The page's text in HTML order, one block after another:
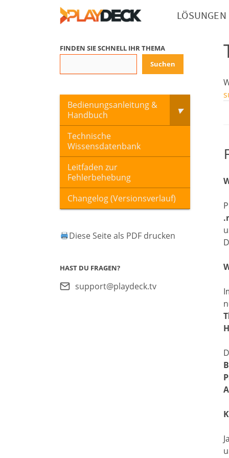
LÖSUNGEN
FINDEN SIE SCHNELL IHR THEMA
Suchen
Bedienungsanleitung &
Handbuch
Technische
Wissensdatenbank
Leitfaden zur
Fehlerbehebung
Changelog (Versionsverlauf)
Diese Seite als PDF drucken
HAST DU FRAGEN?
support@playdeck.tv